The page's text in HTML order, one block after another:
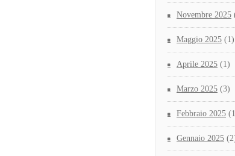
Novembre 2025
Maggio 2025 (1)
Aprile 2025 (1)
Marzo 2025 (3)
Febbraio 2025
Gennaio 2025